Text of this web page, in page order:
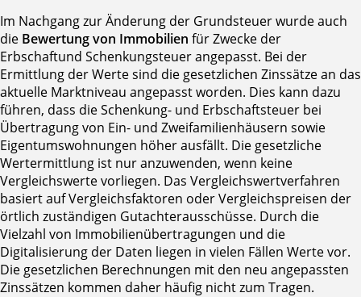
Im Nachgang zur Änderung der Grundsteuer wurde auch
die Bewertung von Immobilien für Zwecke der
Erbschaftund Schenkungsteuer angepasst. Bei der
Ermittlung der Werte sind die gesetzlichen Zinssätze an das
aktuelle Marktniveau angepasst worden. Dies kann dazu
führen, dass die Schenkung- und Erbschaftsteuer bei
Übertragung von Ein- und Zweifamilienhäusern sowie
Eigentumswohnungen höher ausfällt. Die gesetzliche
Wertermittlung ist nur anzuwenden, wenn keine
Vergleichswerte vorliegen. Das Vergleichswertverfahren
basiert auf Vergleichsfaktoren oder Vergleichspreisen der
örtlich zuständigen Gutachterausschüsse. Durch die
Vielzahl von Immobilienübertragungen und die
Digitalisierung der Daten liegen in vielen Fällen Werte vor.
Die gesetzlichen Berechnungen mit den neu angepassten
Zinssätzen kommen daher häufig nicht zum Tragen.